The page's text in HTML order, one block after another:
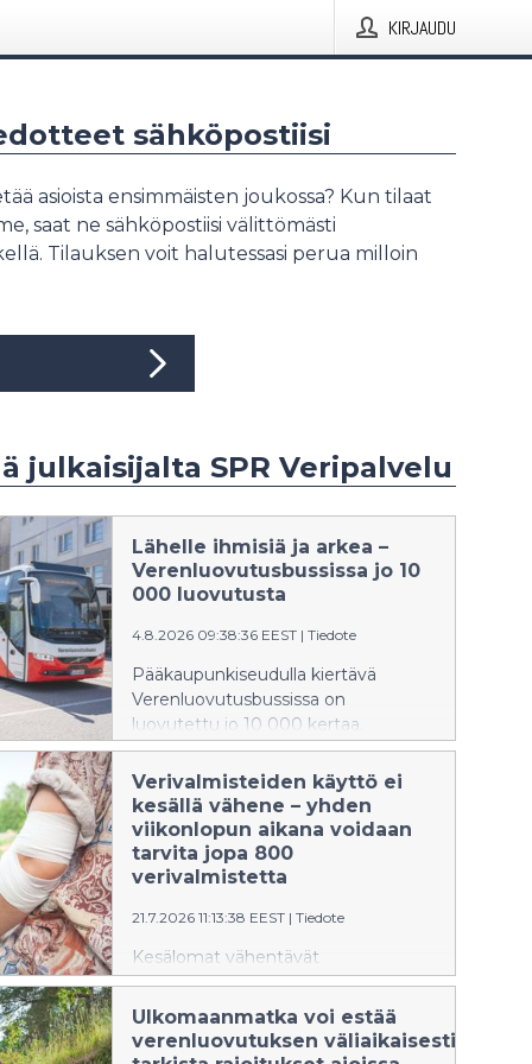
KIRJAUDU
sähköpostiisi
asioista ensimmäisten joukossa? Kun tilaat
saat ne sähköpostiisi välittömästi
Tilauksen voit halutessasi perua milloin
julkaisijalta SPR Veripalvelu
Lähelle ihmisiä ja arkea –
Verenluovutusbussissa jo 10
000 luovutusta
4.8.2026 09:38:36 EEST | Tiedote
Pääkaupunkiseudulla kiertävä
Verenluovutusbussissa on
luovutettu jo 10 000 kertaa.
Verenluovutusbussi tuo
verenluovutuksen lähelle arkea ja
tarjoaa ainutlaatuisen
luovutusympäristön.
Verivalmisteiden käyttö ei
kesällä vähene – yhden
viikonlopun aikana voidaan
tarvita jopa 800
verivalmistetta
21.7.2026 11:13:38 EEST | Tiedote
Kesälomat vähentävät
verenluovutusta,
mutta verivalmisteiden
tarve sairaaloissa pysyy ennallaan.
Veripalvelu
Ulkomaanmatka voi estää
verenluovutuksen väliaikaisesti –